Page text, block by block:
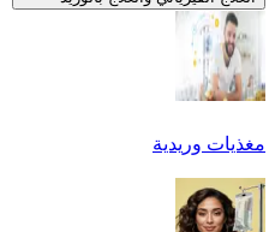
مغذيات وريدية